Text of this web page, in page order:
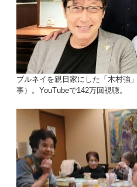
ブルネイを親日家にした「木村強
事）。YouTubeで142万回視聴。